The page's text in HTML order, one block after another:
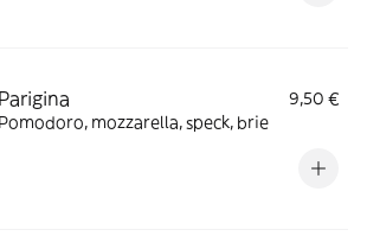
Parigina
9,50 €
Pomodoro, mozzarella, speck, brie